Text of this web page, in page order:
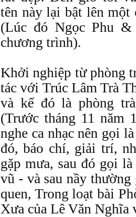
tên này lại bật lên một
(Lúc đó Ngọc Phu &
chương trình).
Khởi nghiệp từ phòng
tác với Trúc Lâm Trà
và kế đó là phòng
(Trước tháng 11 năm
nghe ca nhạc nên gọi
đó, báo chí, giải trí,
gặp mưa, sau đó gọi
vũ - và sau nầy
quen, Trong loạt bài
Xưa của Lê Văn